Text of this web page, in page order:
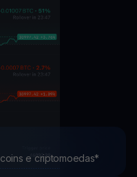
e criptomoedas*